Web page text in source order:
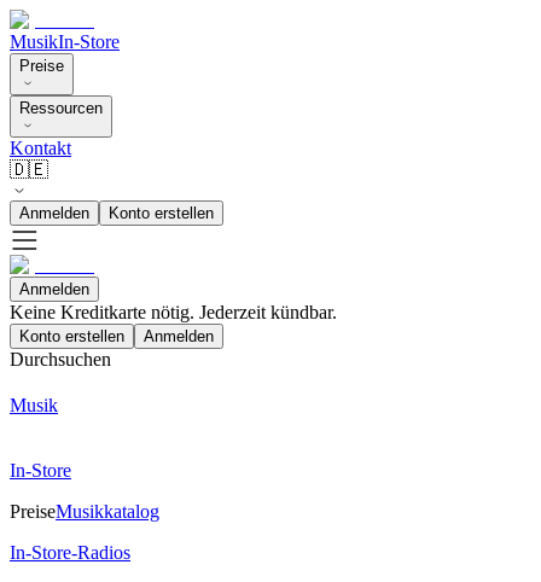
MusikIn-Store
Preise
Ressourcen
Kontakt
🇩🇪
Anmelden Konto erstellen
Anmelden
Keine Kreditkarte nötig. Jederzeit kündbar.
Konto erstellen Anmelden
Durchsuchen
Musik
In-Store
PreiseMusikkatalog
In-Store-Radios